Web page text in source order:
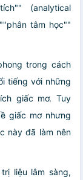
(analytical
tâm học""
trong cách
tiếng với những
giấc mơ. Tuy
giấc mơ nhưng
này đã làm nên
liệu lâm sàng,